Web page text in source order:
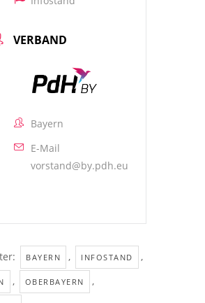
VERBAND
Bayern
E-Mail
vorstand@by.pdh.eu
BAYERN , INFOSTAND ,
, OBERBAYERN ,